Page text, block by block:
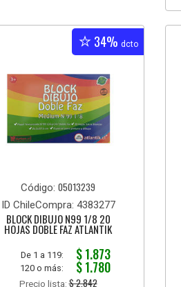
34% dcto
Código:05013239
ID ChileCompra: 4383277
BLOCK DIBUJO N99 1/8 20
HOJAS DOBLE FAZ ATLANTIK
De 1 a 119: $ 1.873
120 o más: $ 1.780
Precio lista:$ 2.842